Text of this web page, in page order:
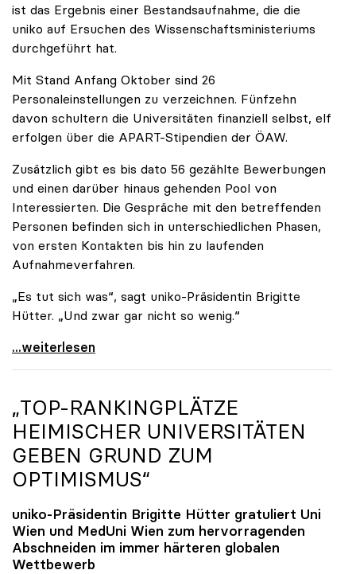
ist das Ergebnis einer Bestandsaufnahme, die die
uniko auf Ersuchen des Wissenschaftsministeriums
durchgeführt hat.
Mit Stand Anfang Oktober sind 26
Personaleinstellungen zu verzeichnen. Fünfzehn
davon schultern die Universitäten finanziell selbst, elf
erfolgen über die APART-Stipendien der ÖAW.
Zusätzlich gibt es bis dato 56 gezählte Bewerbungen
und einen darüber hinaus gehenden Pool von
Interessierten. Die Gespräche mit den betreffenden
Personen befinden sich in unterschiedlichen Phasen,
von ersten Kontakten bis hin zu laufenden
Aufnahmeverfahren.
„Es tut sich was“, sagt uniko-Präsidentin Brigitte
Hütter. „Und zwar gar nicht so wenig.“
Reges Interesse von US-Forscher:innen an
...weiterlesen
„TOP-RANKINGPLÄTZE
HEIMISCHER UNIVERSITÄTEN
GEBEN GRUND ZUM
OPTIMISMUS“
uniko-Präsidentin Brigitte Hütter gratuliert Uni
Wien und MedUni Wien zum hervorragenden
Abschneiden im immer härteren globalen
Wettbewerb